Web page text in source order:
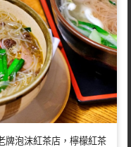
牌泡沫紅茶店，檸檬紅茶